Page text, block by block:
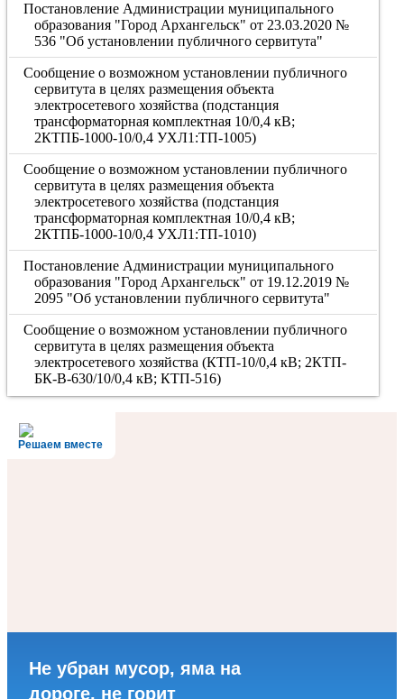
Постановление Администрации муниципального
образования "Город Архангельск" от 23.03.2020 №
536 "Об установлении публичного сервитута"
Сообщение о возможном установлении публичного
сервитута в целях размещения объекта
электросетевого хозяйства (подстанция
трансформаторная комплектная 10/0,4 кВ;
2КТПБ-1000-10/0,4 УХЛ1:ТП-1005)
Сообщение о возможном установлении публичного
сервитута в целях размещения объекта
электросетевого хозяйства (подстанция
трансформаторная комплектная 10/0,4 кВ;
2КТПБ-1000-10/0,4 УХЛ1:ТП-1010)
Постановление Администрации муниципального
образования "Город Архангельск" от 19.12.2019 №
2095 "Об установлении публичного сервитута"
Сообщение о возможном установлении публичного
сервитута в целях размещения объекта
электросетевого хозяйства (КТП-10/0,4 кВ; 2КТП-
БК-В-630/10/0,4 кВ; КТП-516)
Решаем вместе
Не убран мусор, яма на
дороге, не горит